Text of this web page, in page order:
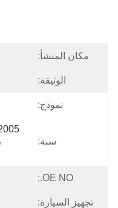
مكان المنشأ:
الوثيقة:
نموذج:
سنة:
OE NO.:
تجهيز السيارة: